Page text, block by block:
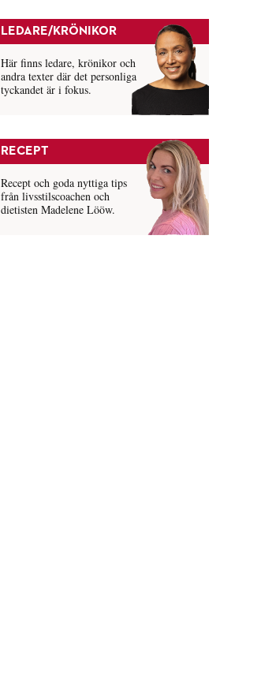
LEDARE/KRÖNIKOR
Här finns ledare, krönikor och
andra texter där det personliga
tyckandet är i fokus.
RECEPT
Recept och goda nyttiga tips
från livsstilscoachen och
dietisten Madelene Lööw.